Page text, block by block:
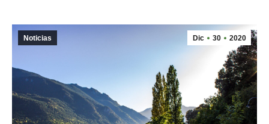
Dic 30 2020
Noticias